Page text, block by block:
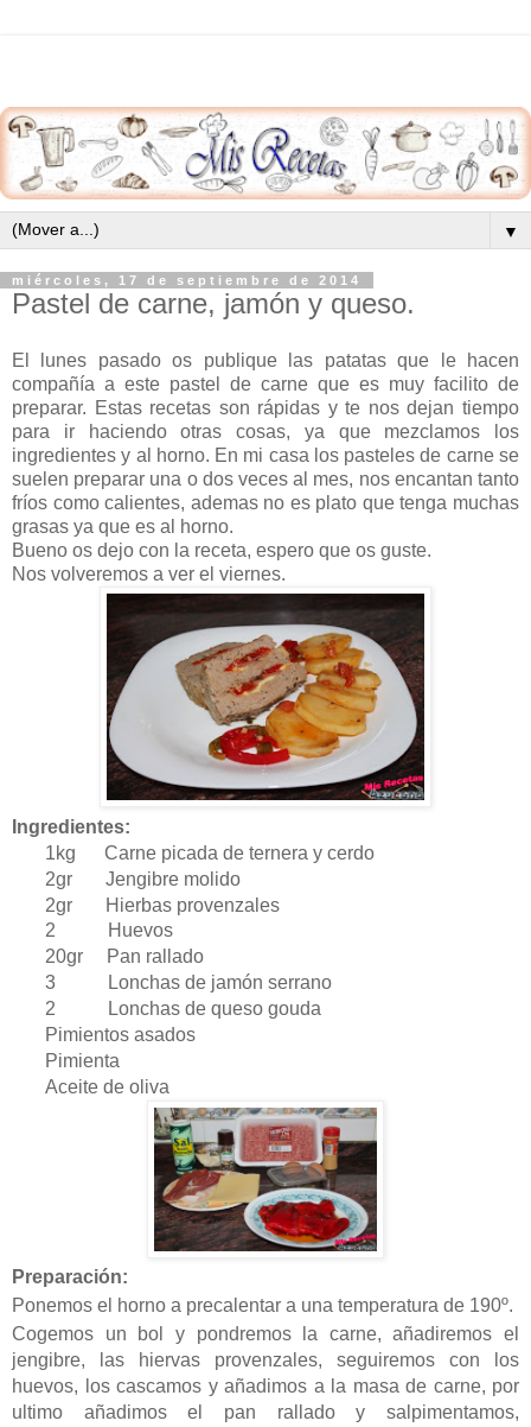
▼
miércoles, 17 de septiembre de 2014
Pastel de carne, jamón y queso.
El lunes pasado os publique las patatas que le hacen
compañía a este pastel de carne que es muy facilito de
preparar. Estas recetas son rápidas y te nos dejan tiempo
para ir haciendo otras cosas, ya que mezclamos los
ingredientes y al horno. En mi casa los pasteles de carne se
suelen preparar una o dos veces al mes, nos encantan tanto
fríos como calientes, ademas no es plato que tenga muchas
grasas ya que es al horno.
Bueno os dejo con la receta, espero que os guste.
Nos volveremos a ver el viernes.
Ingredientes:
1kg Carne picada de ternera y cerdo
2gr Jengibre molido
2gr Hierbas provenzales
2 Huevos
20gr Pan rallado
3 Lonchas de jamón serrano
2 Lonchas de queso gouda
Pimientos asados
Pimienta
Aceite de oliva
Preparación:
Ponemos el horno a precalentar a una temperatura de 190º.
Cogemos un bol y pondremos la carne, añadiremos el
jengibre, las hiervas provenzales, seguiremos con los
huevos, los cascamos y añadimos a la masa de carne, por
ultimo añadimos el pan rallado y salpimentamos,